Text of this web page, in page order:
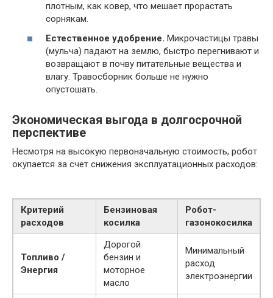
плотным, как ковер, что мешает прорастать
сорнякам.
Естественное удобрение. Микрочастицы травы
(мульча) падают на землю, быстро перегнивают и
возвращают в почву питательные вещества и
влагу. Травосборник больше не нужно
опустошать.
Экономическая выгода в долгосрочной
перспективе
Несмотря на высокую первоначальную стоимость, робот
окупается за счет снижения эксплуатационных расходов:
Критерий
расходов
Бензиновая
косилка
Робот-
газонокосилка
Топливо /
Энергия
Дорогой
бензин и
моторное
масло
Минимальный
расход
электроэнергии